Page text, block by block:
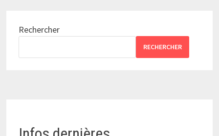
Rechercher
RECHERCHER